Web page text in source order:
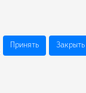
Принять Закрыть